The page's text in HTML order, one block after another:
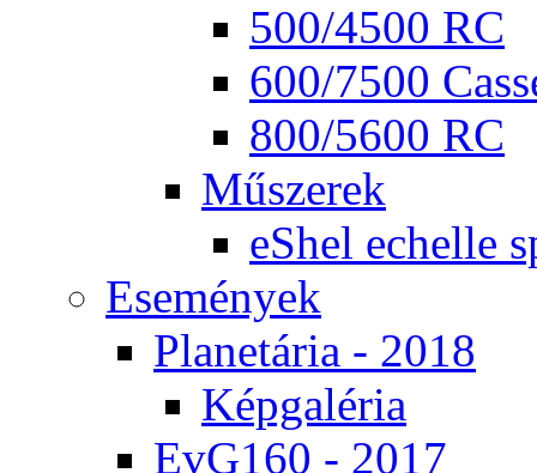
500/4500 RC
600/7500
800/5600 RC
Mű­sze­rek
eS­hel echel­le
Ese­mé­nyek
Pla­ne­tá­ria - 2018
Kép­ga­lé­ria
EvG160 - 2017